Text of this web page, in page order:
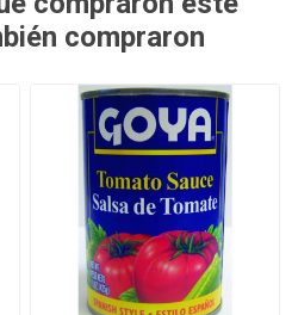
compraron